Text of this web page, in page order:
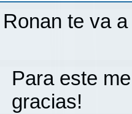
Ronan te va
Para este
gracias!